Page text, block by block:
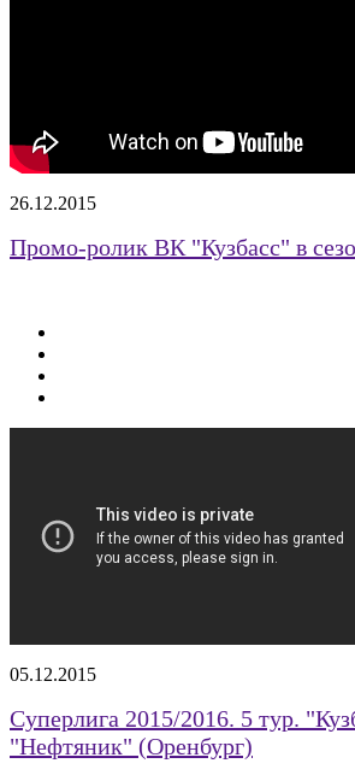
26.12.2015
Промо-ролик ВК "Кузбасс" в
05.12.2015
Суперлига 2015/2016. 5 тур.
"Нефтяник" (Оренбург)